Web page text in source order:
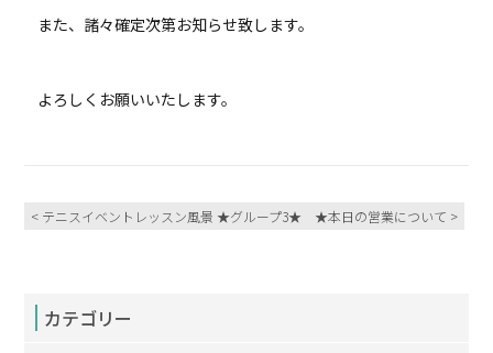
また、諸々確定次第お知らせ致します。
よろしくお願いいたします。
< テニスイベントレッスン風景 ★グループ3★ ★本日の営業について >
カテゴリー